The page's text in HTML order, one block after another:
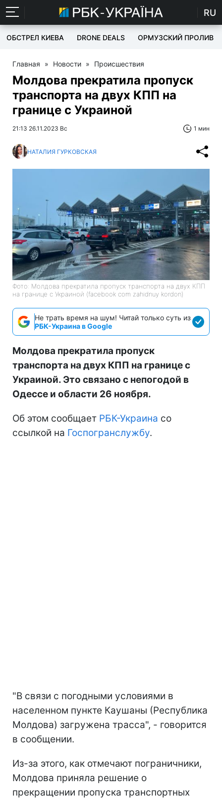
RU
ОБСТРЕЛ КИЕВА DRONE DEALS ОРМУЗСКИЙ ПРОЛИВ
Главная » Новости » Происшествия
Молдова прекратила пропуск
транспорта на двух КПП на
границе с Украиной
21:13 26.11.2023 Вс 1 мин
НАТАЛИЯ ГУРКОВСКАЯ
Фото: Молдова прекратила пропуск транспорта на двух КПП
на границе с Украиной (facebook com zahidnuy kordon)
Не трать время на шум! Читай только суть из
РБК-Украина в Google
Молдова прекратила пропуск
транспорта на двух КПП на границе с
Украиной. Это связано с непогодой в
Одессе и области 26 ноября.
Об этом сообщает РБК-Украина со
ссылкой на Госпогранслужбу.
"В связи с погодными условиями в
населенном пункте Каушаны (Республика
Молдова) загружена трасса", - говорится
в сообщении.
Из-за этого, как отмечают пограничники,
Молдова приняла решение о
прекращении пропуска транспортных